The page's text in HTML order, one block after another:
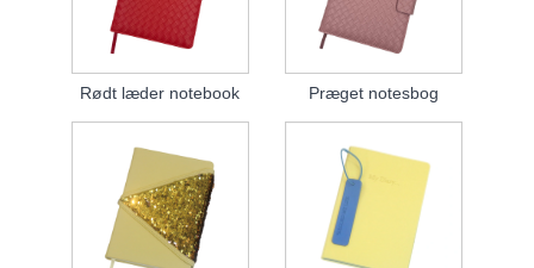
Rødt læder notebook Præget notesbog